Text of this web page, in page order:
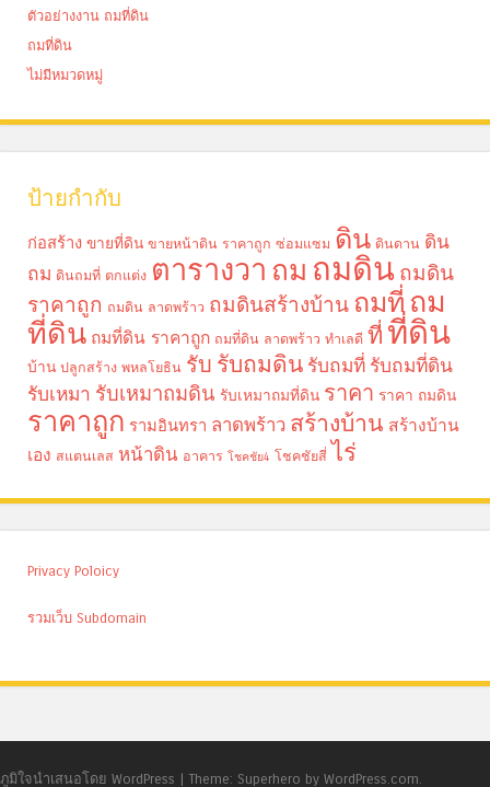
ตัวอย่างงาน ถมที่ดิน
ถมที่ดิน
ไม่มีหมวดหมู่
ป้ายกำกับ
ก่อสร้าง ขายที่ดิน ขายหน้าดิน ราคาถูก ซ่อมแซม ดิน ดินดาน ดิน
ถม ดินถมที่ ตกแต่ง ตารางวา ถม ถมดิน ถมดิน
ราคาถูก ถมดิน ลาดพร้าว ถมดินสร้างบ้าน ถมที่ถม
ที่ดิน ถมที่ดิน ราคาถูก ถมที่ดิน ลาดพร้าว ทำเลดี ที่ ที่ดิน
บ้าน ปลูกสร้าง พหลโยธิน รับ รับถมดิน รับถมที่ รับถมที่ดิน
รับเหมา รับเหมาถมดิน รับเหมาถมที่ดิน ราคา ราคา ถมดิน
ราคาถูก รามอินทรา ลาดพร้าว สร้างบ้าน สร้างบ้าน
เอง สแตนเลส หน้าดิน อาคาร โชคชัย4 โชคชัยสี่ ไร่
Privacy Poloicy
รวมเว็บ Subdomain
ภูมิใจนำเสนอโดย WordPress | Theme: Superhero by WordPress.com.